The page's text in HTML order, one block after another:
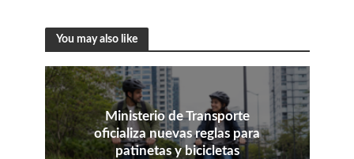
You may also like
Ministerio de Transporte
oficializa nuevas reglas para
patinetas y bicicletas